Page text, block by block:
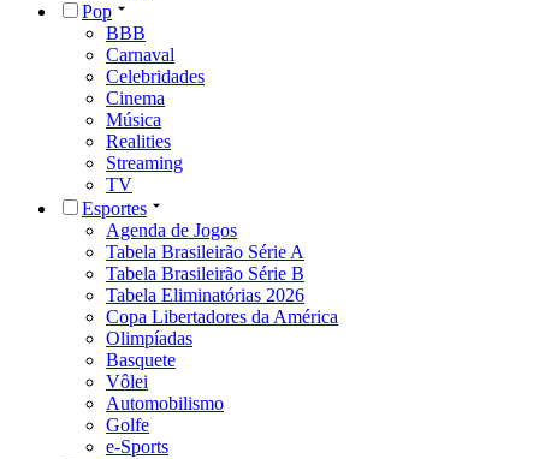
Pop
BBB
Carnaval
Celebridades
Cinema
Música
Realities
Streaming
TV
Esportes
Agenda de Jogos
Tabela Brasileirão Série A
Tabela Brasileirão Série B
Tabela Eliminatórias 2026
Copa Libertadores da América
Olimpíadas
Basquete
Vôlei
Automobilismo
Golfe
e-Sports